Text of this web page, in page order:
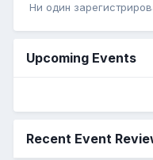
Ни один
Upcoming Events
Recent Event